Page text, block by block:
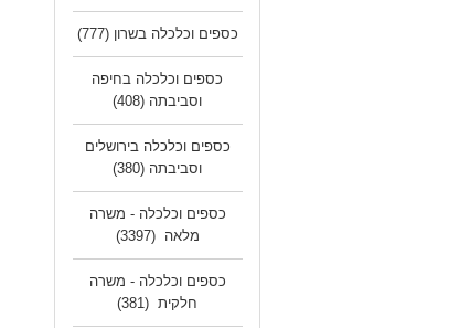
כספים וכלכלה בשרון (777)
כספים וכלכלה בחיפה
וסביבתה (408)
כספים וכלכלה בירושלים
וסביבתה (380)
כספים וכלכלה - משרה
מלאה (3397)
כספים וכלכלה - משרה
חלקית (381)